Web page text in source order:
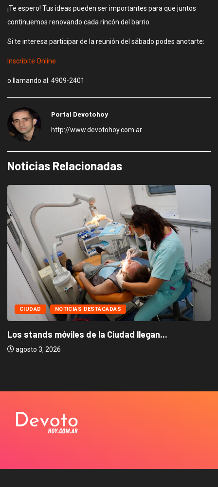
¡Te espero! Tus ideas pueden ser importantes para que juntos
continuemos renovando cada rincón del barrio.
Si te interesa participar de la reunión del sábado podes anotarte:
Inscribite Online
o llamando al: 4909-2401
Portal Devotohoy
http://www.devotohoy.com.ar
Noticias Relacionadas
CIUDAD NOTICIAS DESTACADAS
Los stands móviles de la Ciudad llegan...
agosto 3, 2026